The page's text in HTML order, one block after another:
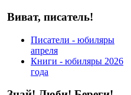
Виват, писатель!
Писатели - юбиляры
апреля
Книги - юбиляры 2026
года